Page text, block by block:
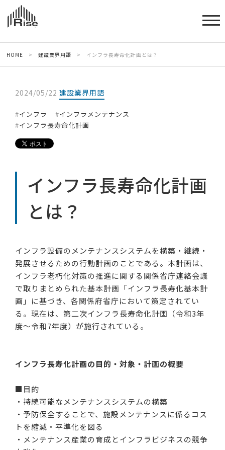
HOME > 建設業界用語 > インフラ長寿命化計画とは？
2024/05/22 建設業界用語
インフラ
インフラメンテナンス
インフラ長寿命化計画
インフラ長寿命化計画
とは？
インフラ設備のメンテナンスシステムを構築・継続・
発展させるための行動計画のことである。本計画は、
インフラ老朽化対策の推進に関する関係省庁連絡会議
で取りまとめられた基本計画「インフラ長寿化基本計
画」に基づき、各関係府省庁において策定されてい
る。現在は、第二次インフラ長寿命化計画（令和3年
度～令和7年度）が施行されている。
インフラ長寿化計画の目的・対象・計画の概要
■目的
・持続可能なメンテナンスシステムの構築
・予防保全することで、施設メンテナンスに係るコス
トを縮減・平準化を図る
・メンテナンス産業の育成とインフラビジネスの競争